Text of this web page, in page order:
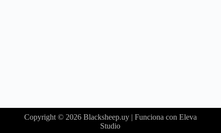
Copyright © 2026 Blacksheep.uy | Funciona con Eleva
Studio